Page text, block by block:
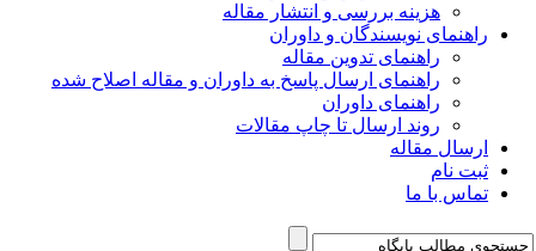
هزینه بررسی و انتشار مقاله
راهنمای نویسندگان و داوران
راهنمای تدوین مقاله
راهنمای ارسال پاسخ به داوران و مقاله اصلاح شده
راهنمای داوران
روند ارسال تا چاپ مقالات
ارسال مقاله
ثبت نام
تماس با ما